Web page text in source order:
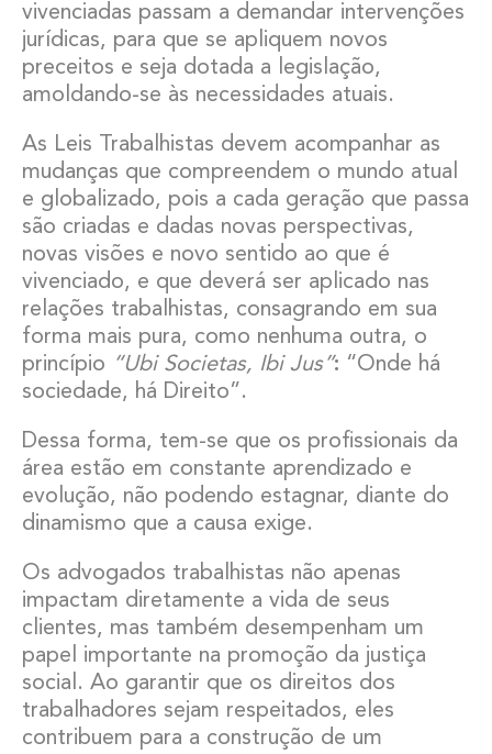
vivenciadas passam a demandar intervenções
jurídicas, para que se apliquem novos
preceitos e seja dotada a legislação,
amoldando-se às necessidades atuais.
As Leis Trabalhistas devem acompanhar as
mudanças que compreendem o mundo atual
e globalizado, pois a cada geração que passa
são criadas e dadas novas perspectivas,
novas visões e novo sentido ao que é
vivenciado, e que deverá ser aplicado nas
relações trabalhistas, consagrando em sua
forma mais pura, como nenhuma outra, o
princípio “Ubi Societas, Ibi Jus”: “Onde há
sociedade, há Direito”.
Dessa forma, tem-se que os profissionais da
área estão em constante aprendizado e
evolução, não podendo estagnar, diante do
dinamismo que a causa exige.
Os advogados trabalhistas não apenas
impactam diretamente a vida de seus
clientes, mas também desempenham um
papel importante na promoção da justiça
social. Ao garantir que os direitos dos
trabalhadores sejam respeitados, eles
contribuem para a construção de um